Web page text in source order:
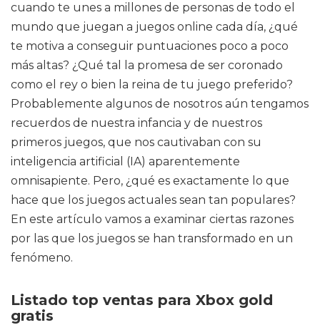
cuando te unes a millones de personas de todo el
mundo que juegan a juegos online cada día, ¿qué
te motiva a conseguir puntuaciones poco a poco
más altas? ¿Qué tal la promesa de ser coronado
como el rey o bien la reina de tu juego preferido?
Probablemente algunos de nosotros aún tengamos
recuerdos de nuestra infancia y de nuestros
primeros juegos, que nos cautivaban con su
inteligencia artificial (IA) aparentemente
omnisapiente. Pero, ¿qué es exactamente lo que
hace que los juegos actuales sean tan populares?
En este artículo vamos a examinar ciertas razones
por las que los juegos se han transformado en un
fenómeno.
Listado top ventas para Xbox gold
gratis